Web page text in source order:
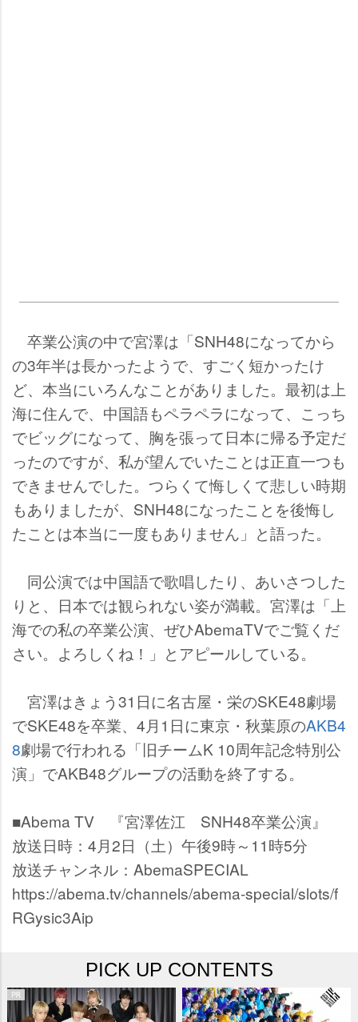
卒業公演の中で宮澤は「SNH48になってから
の3年半は長かったようで、すごく短かったけ
ど、本当にいろんなことがありました。最初は上
海に住んで、中国語もペラペラになって、こっち
でビッグになって、胸を張って日本に帰る予定だ
ったのですが、私が望んでいたことは正直一つも
できませんでした。つらくて悔しくて悲しい時期
もありましたが、SNH48になったことを後悔し
たことは本当に一度もありません」と語った。
同公演では中国語で歌唱したり、あいさつした
りと、日本では観られない姿が満載。宮澤は「上
海での私の卒業公演、ぜひAbemaTVでご覧くだ
さい。よろしくね！」とアピールしている。
宮澤はきょう31日に名古屋・栄のSKE48劇場
でSKE48を卒業、4月1日に東京・秋葉原のAKB4
8劇場で行われる「旧チームK 10周年記念特別公
演」でAKB48グループの活動を終了する。
■Abema TV 『宮澤佐江 SNH48卒業公演』
放送日時：4月2日（土）午後9時～11時5分
放送チャンネル：AbemaSPECIAL
https://abema.tv/channels/abema-special/slots/f
RGysic3Aip
PICK UP CONTENTS